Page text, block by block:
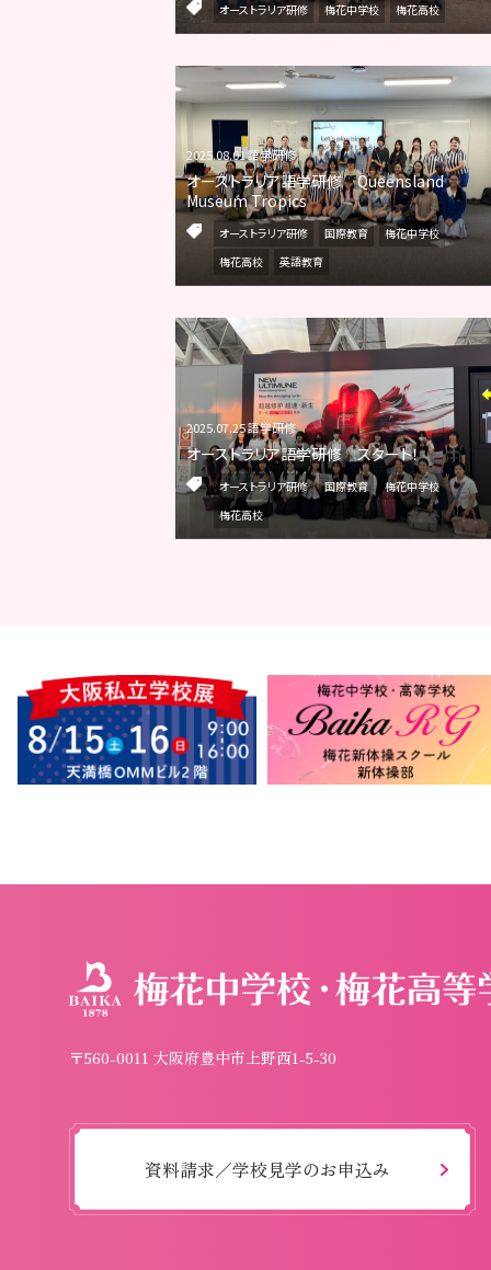
オーストラリア研修 梅花中学校 梅花高校
2025.08.01 語学研修
オーストラリア語学研修 Queensland
Museum Tropics
オーストラリア研修 国際教育
梅花中学校
梅花高校
英語教育
2025.07.25 語学研修
オーストラリア語学研修 スタート！
オーストラリア研修 国際教育
梅花中学校
梅花高校
〒560-0011 大阪府豊中市上野西1-5-30
資料請求／学校見学のお申込み